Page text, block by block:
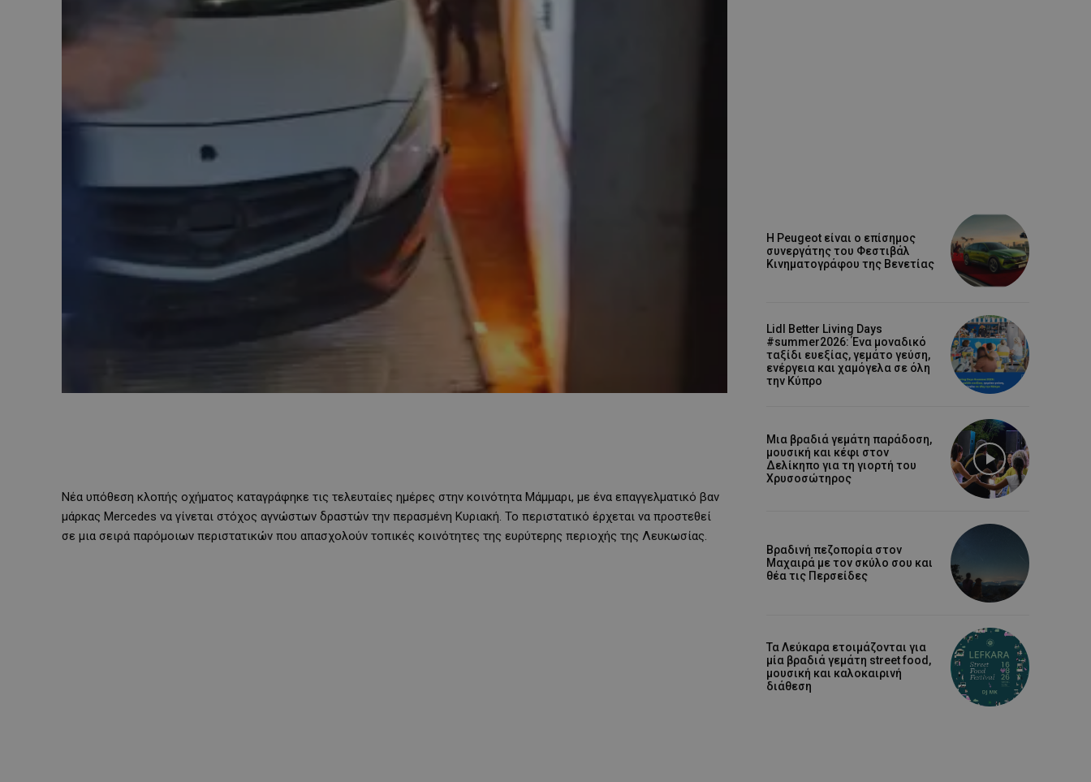
Νέα υπόθεση κλοπής οχήματος καταγράφηκε τις τελευταίες ημέρες στην κοινότητα Μάμμαρι, με ένα επαγγελματικό βαν
μάρκας Mercedes να γίνεται στόχος αγνώστων δραστών την περασμένη Κυριακή. Το περιστατικό έρχεται να προστεθεί
σε μια σειρά παρόμοιων περιστατικών που απασχολούν τοπικές κοινότητες της ευρύτερης περιοχής της Λευκωσίας.
Η Peugeot είναι ο επίσημος
συνεργάτης του Φεστιβάλ
Κινηματογράφου της Βενετίας
Lidl Better Living Days
#summer2026: Ένα μοναδικό
ταξίδι ευεξίας, γεμάτο γεύση,
ενέργεια και χαμόγελα σε όλη
την Κύπρο
Μια βραδιά γεμάτη παράδοση,
μουσική και κέφι στον
Δελίκηπο για τη γιορτή του
Χρυσοσώτηρος
Βραδινή πεζοπορία στον
Μαχαιρά με τον σκύλο σου και
θέα τις Περσείδες
Τα Λεύκαρα ετοιμάζονται για
μία βραδιά γεμάτη street food,
μουσική και καλοκαιρινή
διάθεση